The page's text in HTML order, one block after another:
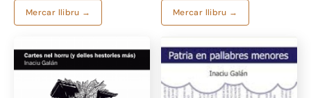
Mercar llibru → Mercar llibru →